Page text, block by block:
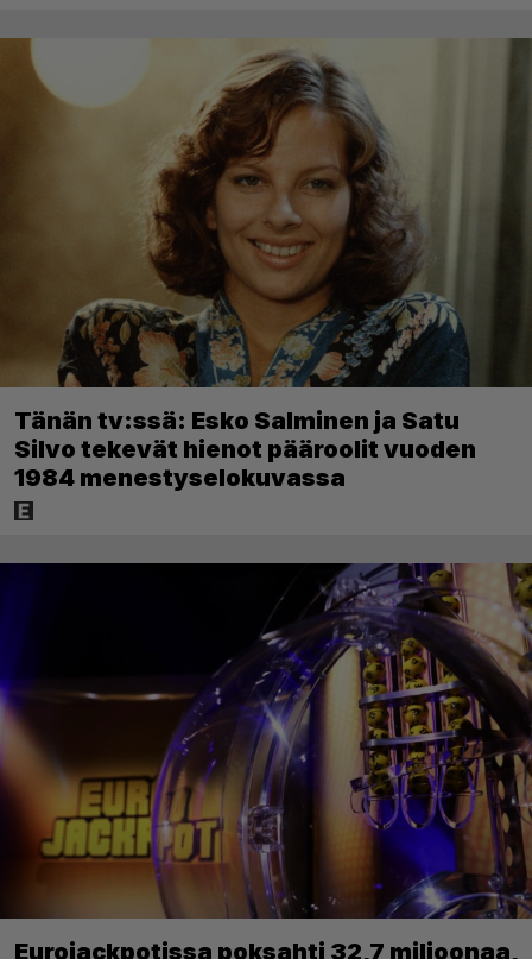
Tänän tv:ssä: Esko Salminen ja Satu
Silvo tekevät hienot pääroolit vuoden
1984 menestyselokuvassa
Eurojackpotissa poksahti 32,7 miljoonaa,